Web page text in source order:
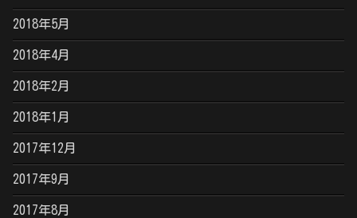
2018年5月
2018年4月
2018年2月
2018年1月
2017年12月
2017年9月
2017年8月